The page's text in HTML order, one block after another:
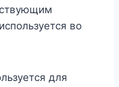
во
для